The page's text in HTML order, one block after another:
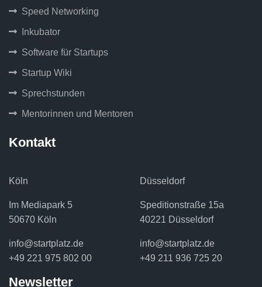
Speed Networking
Inkubator
Software für Startups
Startup Wiki
Sprechstunden
Mentorinnen und Mentoren
Kontakt
Köln
Im Mediapark 5
50670 Köln
info@startplatz.de
+49 221 975 802 00
Düsseldorf
Speditionstraße 15a
40221 Düsseldorf
info@startplatz.de
+49 211 936 725 20
Newsletter